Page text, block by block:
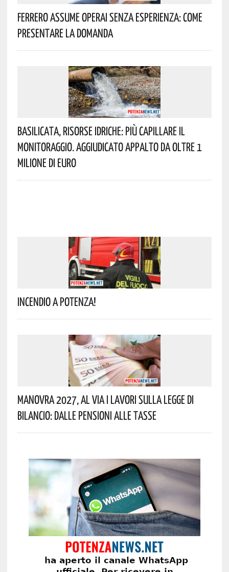
Ferrero Assume Operai Senza Esperienza: Come
Presentare La Domanda
Basilicata, Risorse Idriche: Più Capillare Il
Monitoraggio. Aggiudicato Appalto Da Oltre 1
Milione Di Euro
Incendio A Potenza!
Manovra 2027, Al Via I Lavori Sulla Legge Di
Bilancio: Dalle Pensioni Alle Tasse